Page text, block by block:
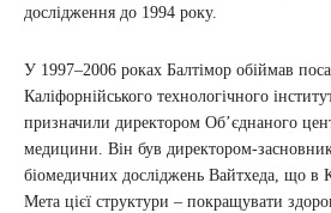
дослідження до 1994 року.
У 1997–2006 роках Балтімор обіймав
Каліфорнійського технологічного
призначили директором Об’єднаного
медицини. Він був директором-
біомедичних досліджень Вайтхеда, що в
Мета цієї структури – покращувати